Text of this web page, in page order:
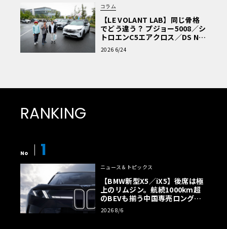
コラム
【LE VOLANT LAB】同じ骨格
でどう違う？ プジョー5008／シ
トロエンC5エアクロス／DS Nº4
読者一気乗りレポート
2026 6/24
RANKING
No 1
ニュース＆トピックス
【BMW新型X5／iX5】後席は極
上のリムジン。航続1000km超
のBEVも揃う中国専売ロング仕
様の全貌
2026 8/6